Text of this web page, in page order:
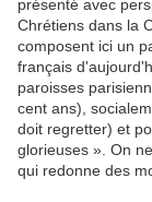
présenté avec
Chrétiens dans la
composent ici un
français
paroisses
cent ans),
doit regretter) et
glorieuses ». On
qui redonne des